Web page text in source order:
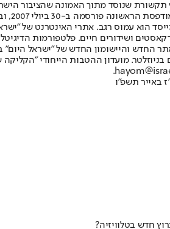
תקשורת שנוסד מתוך האמונה שהציבור
ושידורים חיים. פלטפורמות
האתר החדש והיישומון החדש של
מועדון ההטבות הייחודי
באייר תשפ"ו
חדש בטלוויזיה?